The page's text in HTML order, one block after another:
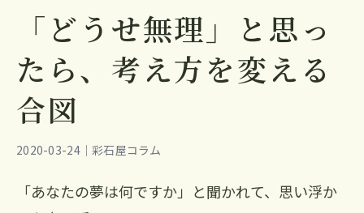
「どうせ無理」と思っ
たら、考え方を変える
合図
2020-03-24｜彩石屋コラム
「あなたの夢は何ですか」と聞かれて、思い浮か